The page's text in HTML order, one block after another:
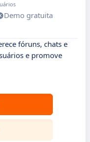
Demo gratuita
fóruns, chats e
e promove